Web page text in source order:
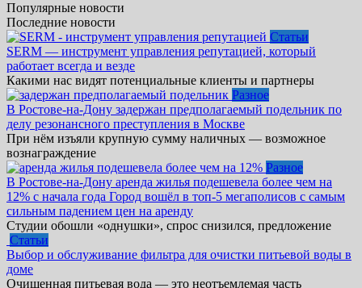
Популярные новости
Последние новости
Статьи
SERM — инструмент управления репутацией, который
работает всегда и везде
Какими нас видят потенциальные клиенты и партнеры
Разное
В Ростове-на-Дону задержан предполагаемый подельник по
делу резонансного преступления в Москве
При нём изъяли крупную сумму наличных — возможное
вознаграждение
Разное
В Ростове-на-Дону аренда жилья подешевела более чем на
12% с начала года Город вошёл в топ-5 мегаполисов с самым
сильным падением цен на аренду
Студии обошли «однушки», спрос снизился, предложение
Статьи
Выбор и обслуживание фильтра для очистки питьевой воды в
доме
Очищенная питьевая вода — это неотъемлемая часть